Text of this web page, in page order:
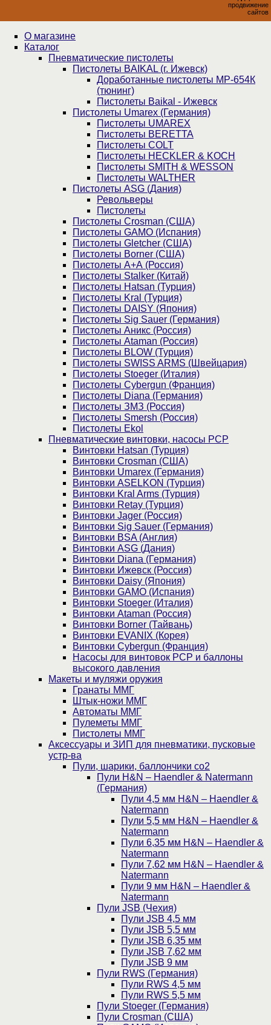
продвижение
сайтов
О магазине
Каталог
Пнев­ма­ти­чес­кие пистолеты
Пистолеты BAIKAL (г. Ижевск)
Доработанные пистолеты МР-654К
(тюнинг)
Пистолеты Baikal - Ижевск
Пистолеты Umarex (Германия)
Пистолеты UMAREX
Пистолеты BERETTA
Пистолеты COLT
Пистолеты HECKLER & KOCH
Пистолеты SMITH & WESSON
Пистолеты WALTHER
Пистолеты ASG (Дания)
Револьверы
Пистолеты
Пистолеты Crosman (США)
Пистолеты GAMO (Испания)
Пистолеты Gletcher (США)
Пистолеты Borner (США)
Пистолеты А+А (Россия)
Пистолеты Stalker (Китай)
Пистолеты Hatsan (Турция)
Пистолеты Kral (Турция)
Пистолеты DAISY (Япония)
Пистолеты Sig Sauer (Германия)
Пистолеты Аникс (Россия)
Пистолеты Ataman (Россия)
Пистолеты BLOW (Турция)
Пистолеты SWISS ARMS (Швейцария)
Пистолеты Stoeger (Италия)
Пистолеты Cybergun (Франция)
Пистолеты Diana (Германия)
Пистолеты ЗМЗ (Россия)
Пистолеты Smersh (Россия)
Пистолеты Ekol
Пневматические винтовки, насосы PCP
Винтовки Hatsan (Турция)
Винтовки Crosman (США)
Винтовки Umarex (Германия)
Винтовки ASELKON (Турция)
Винтовки Kral Arms (Турция)
Винтовки Retay (Турция)
Винтовки Jager (Россия)
Винтовки Sig Sauer (Германия)
Винтовки BSA (Англия)
Винтовки ASG (Дания)
Винтовки Diana (Германия)
Винтовки Ижевск (Россия)
Винтовки Daisy (Япония)
Винтовки GAMO (Испания)
Винтовки Stoeger (Италия)
Винтовки Ataman (Россия)
Винтовки Borner (Тайвань)
Винтовки EVANIX (Корея)
Винтовки Cybergun (Франция)
Насосы для винтовок PCP и баллоны
высокого давления
Макеты и муляжи оружия
Гранаты ММГ
Штык-ножи ММГ
Автоматы ММГ
Пулеметы ММГ
Пистолеты ММГ
Аксессуары и ЗИП для пневматики, пусковые
устр-ва
Пули, шарики, баллончики со2
Пули H&N – Haendler & Natermann
(Германия)
Пули 4,5 мм H&N – Haendler &
Natermann
Пули 5,5 мм H&N – Haendler &
Natermann
Пули 6,35 мм H&N – Haendler &
Natermann
Пули 7,62 мм H&N – Haendler &
Natermann
Пули 9 мм H&N – Haendler &
Natermann
Пули JSB (Чехия)
Пули JSB 4,5 мм
Пули JSB 5,5 мм
Пули JSB 6,35 мм
Пули JSB 7,62 мм
Пули JSB 9 мм
Пули RWS (Германия)
Пули RWS 4,5 мм
Пули RWS 5,5 мм
Пули Stoeger (Германия)
Пули Crosman (США)